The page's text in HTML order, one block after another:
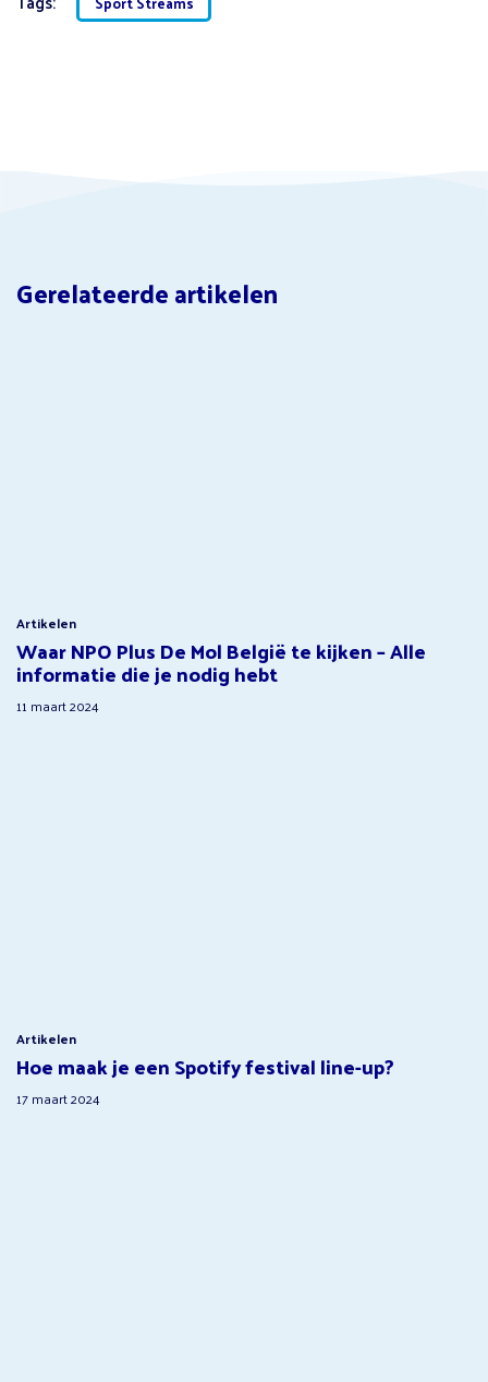
Gerelateerde artikelen
Artikelen
Waar NPO Plus De Mol België te kijken – Alle
informatie die je nodig hebt
11 maart 2024
Artikelen
Hoe maak je een Spotify festival line-up?
17 maart 2024